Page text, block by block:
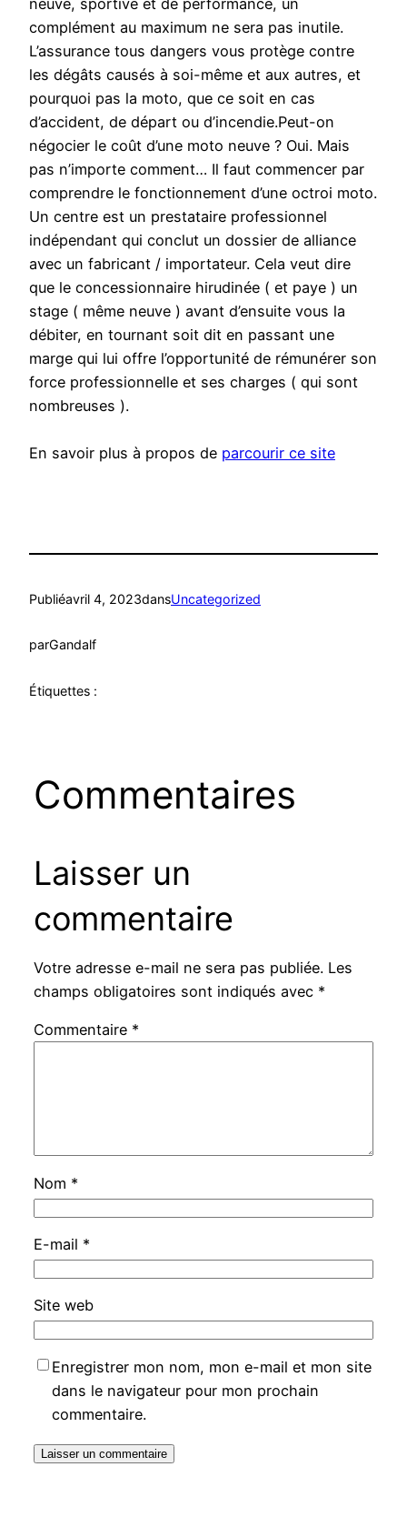
neuve, sportive et de performance, un
complément au maximum ne sera pas inutile.
L’assurance tous dangers vous protège contre
les dégâts causés à soi-même et aux autres, et
pourquoi pas la moto, que ce soit en cas
d’accident, de départ ou d’incendie.Peut-on
négocier le coût d’une moto neuve ? Oui. Mais
pas n’importe comment… Il faut commencer par
comprendre le fonctionnement d’une octroi moto.
Un centre est un prestataire professionnel
indépendant qui conclut un dossier de alliance
avec un fabricant / importateur. Cela veut dire
que le concessionnaire hirudinée ( et paye ) un
stage ( même neuve ) avant d’ensuite vous la
débiter, en tournant soit dit en passant une
marge qui lui offre l’opportunité de rémunérer son
force professionnelle et ses charges ( qui sont
nombreuses ).
En savoir plus à propos de parcourir ce site
Publiéavril 4, 2023dansUncategorized
parGandalf
Étiquettes :
Commentaires
Laisser un
commentaire
Votre adresse e-mail ne sera pas publiée. Les
champs obligatoires sont indiqués avec *
Commentaire *
Nom *
E-mail *
Site web
Enregistrer mon nom, mon e-mail et mon site
dans le navigateur pour mon prochain
commentaire.